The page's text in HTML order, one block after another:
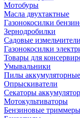
Мотобуры
Масла двухтактные
Газонокосилки
Зернодробилки
Садовые измельчители
Газонокосилки
Товары для
Умывальники
Пилы аккумуляторные
Опрыскиватели
Секаторы
Мотокультиваторы
Бензиновые триммеры